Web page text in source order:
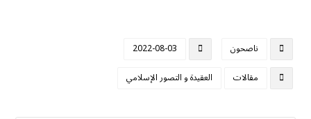
ناصحون
2022-08-03
مقالات
العقيدة و التصور الإسلامي